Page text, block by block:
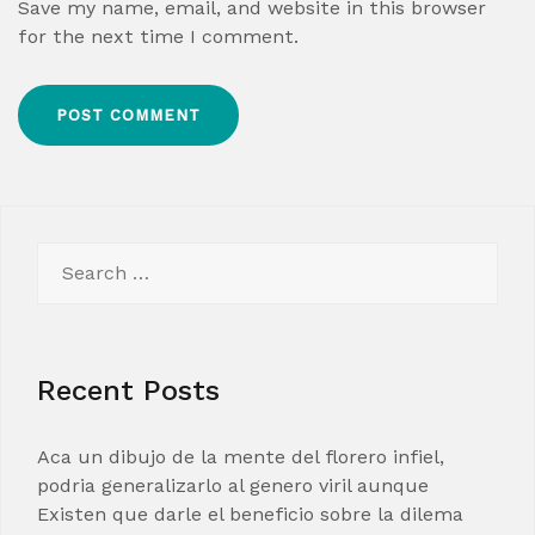
Save my name, email, and website in this browser
for the next time I comment.
for:
Recent Posts
Aca un dibujo de la mente del florero infiel,
podria generalizarlo al genero viril aunque
Existen que darle el beneficio sobre la dilema